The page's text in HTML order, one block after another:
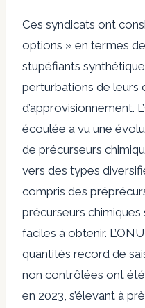
Ces syndicats ont
options » en termes
stupéfiants
perturbations de leurs
d’approvisionnement.
écoulée a vu une
de précurseurs
vers des types
compris des
précurseurs chimiques
faciles à obtenir.
quantités record de
non contrôlées ont
en 2023, s’élevant à